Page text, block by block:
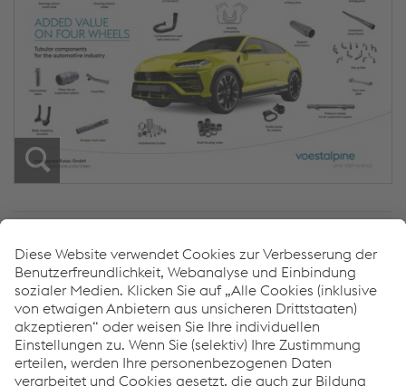
Airbagrohrkomponenten und Gas Guides
Hood Lifter
Rohrkomponenten für Gurtstraffer- und
Schlossstraffersysteme